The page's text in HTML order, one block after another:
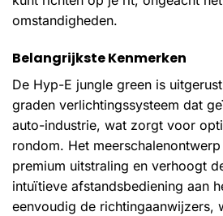
omstandigheden.
Belangrijkste Kenmerken
De Hyp-E jungle green is
graden verlichtingssysteem dat
auto-industrie, wat zorgt voor
rondom. Het
premium uitstraling en verhoogt
intuïtieve afstandsbediening aan
eenvoudig de richtingaanwijzers,